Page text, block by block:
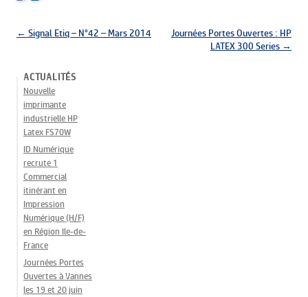
Navigation des articles
← Signal Etiq – N°42 – Mars 2014
Journées Portes Ouvertes : HP
LATEX 300 Series →
ACTUALITÉS
Nouvelle
imprimante
industrielle HP
Latex FS70W
ID Numérique
recrute 1
Commercial
itinérant en
Impression
Numérique (H/F)
en Région Ile-de-
France
Journées Portes
Ouvertes à Vannes
les 19 et 20 juin